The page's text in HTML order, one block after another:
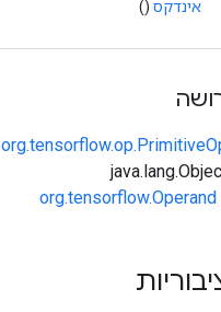
אינדקס ()
org.tensorflow.Operand